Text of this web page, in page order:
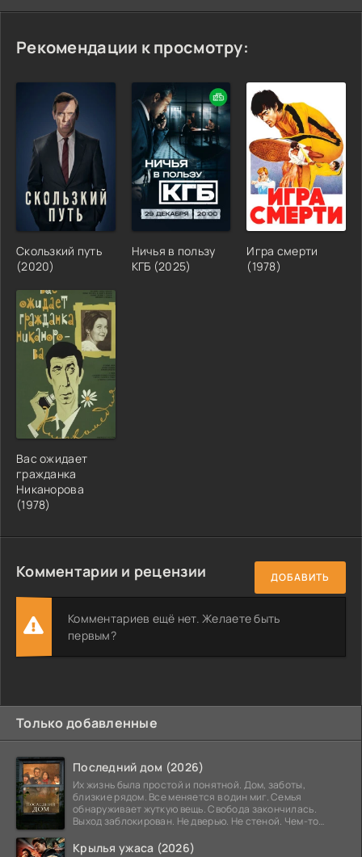
Рекомендации к просмотру:
Скользкий путь
(2020)
Ничья в пользу
КГБ (2025)
Игра смерти
(1978)
Вас ожидает
гражданка
Никанорова
(1978)
Комментарии и рецензии ДОБАВИТЬ
Комментариев ещё нет. Желаете быть
первым?
Только добавленные
Последний дом (2026)
Их жизнь была простой и понятной. Дом, заботы,
близкие рядом. Все меняется в один миг. Семья
обнаруживает жуткую вещь. Свобода закончилась.
Выход заблокирован. Не дверью. Не стеной. Чем-то
Крылья ужаса (2026)